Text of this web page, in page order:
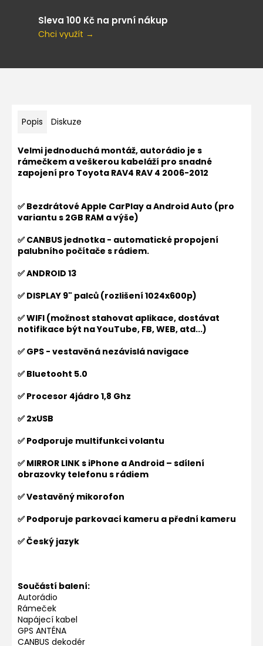
Sleva 100 Kč na první nákup
Chci využít →
Popis Diskuze
Velmi jednoduchá montáž, autorádio je s
rámečkem a veškerou kabeláží pro snadné
zapojení pro Toyota RAV4 RAV 4 2006-2012
✅ Bezdrátové Apple CarPlay a Android Auto (pro
variantu s 2GB RAM a výše)
✅ CANBUS jednotka - automatické propojení
palubního počítače s rádiem.
✅ ANDROID 13
✅ DISPLAY 9" palců (rozlišení 1024x600p)
✅ WIFI (možnost stahovat aplikace, dostávat
notifikace být na YouTube, FB, WEB, atd...)
✅ GPS - vestavěná nezávislá navigace
✅ Bluetooht 5.0
✅ Procesor 4jádro 1,8 Ghz
✅ 2xUSB
✅ Podporuje multifunkci volantu
✅ MIRROR LINK s iPhone a Android – sdílení
obrazovky telefonu s rádiem
✅ Vestavěný mikorofon
✅ Podporuje parkovací kameru a přední kameru
✅ Český jazyk
Součástí balení:
Autorádio
Rámeček
Napájecí kabel
GPS ANTÉNA
CANBUS dekodér